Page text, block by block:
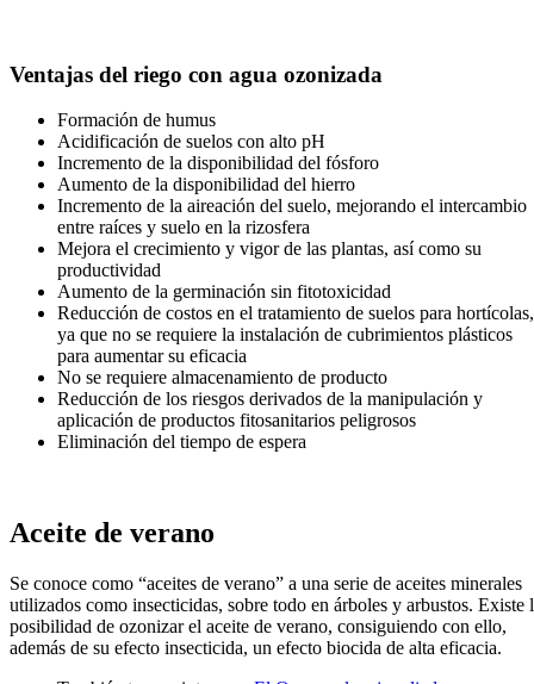
Ventajas del riego con agua ozonizada
Formación de humus
Acidificación de suelos con alto pH
Incremento de la disponibilidad del fósforo
Aumento de la disponibilidad del hierro
Incremento de la aireación del suelo, mejorando el intercambio
entre raíces y suelo en la rizosfera
Mejora el crecimiento y vigor de las plantas, así como su
productividad
Aumento de la germinación sin fitotoxicidad
Reducción de costos en el tratamiento de suelos para hortícolas,
ya que no se requiere la instalación de cubrimientos plásticos
para aumentar su eficacia
No se requiere almacenamiento de producto
Reducción de los riesgos derivados de la manipulación y
aplicación de productos fitosanitarios peligrosos
Eliminación del tiempo de espera
Aceite de verano
Se conoce como “aceites de verano” a una serie de aceites minerales
utilizados como insecticidas, sobre todo en árboles y arbustos. Existe
posibilidad de ozonizar el aceite de verano, consiguiendo con ello,
además de su efecto insecticida, un efecto biocida de alta eficacia.